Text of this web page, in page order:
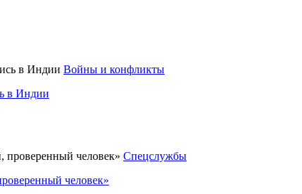
Войны и конфликты
в Индии
Спецслужбы
человек»